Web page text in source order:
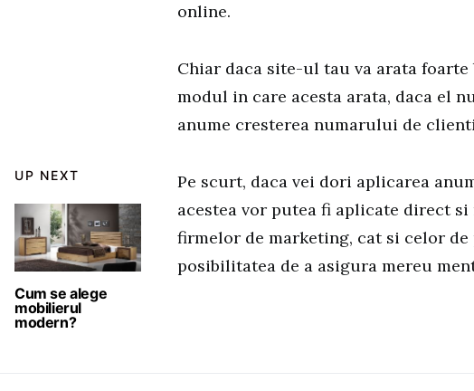
UP NEXT
Cum se alege
mobilierul
modern?
online.
Chiar daca site-ul tau va arata
modul in care acesta arata, daca el
anume cresterea numarului de
Pe scurt, daca vei dori aplicarea
acestea vor putea fi aplicate direct
firmelor de marketing, cat si celor
posibilitatea de a asigura mereu